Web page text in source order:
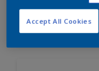
Accept All Cookies